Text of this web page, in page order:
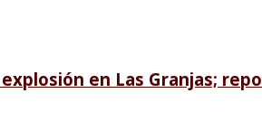
en Las Granjas;